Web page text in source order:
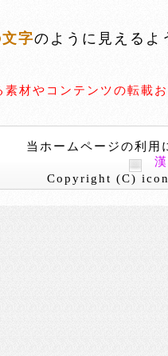
字のように見えるよ
素材やコンテンツの転載
当ホームページの利用
Copyright (C)